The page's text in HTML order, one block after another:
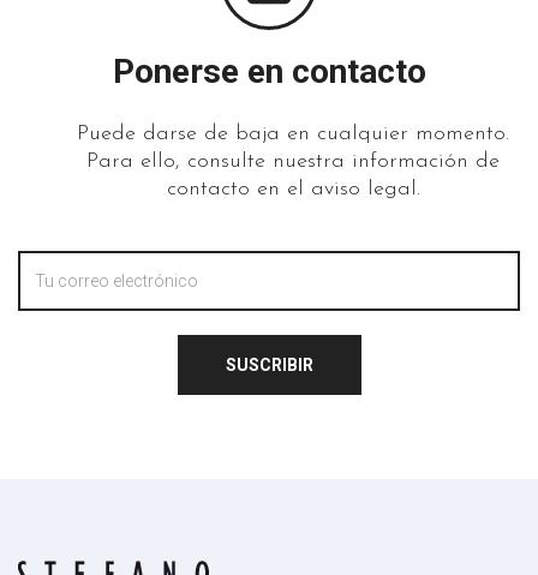
Ponerse en contacto
Puede darse de baja en cualquier momento.
Para ello, consulte nuestra información de
contacto en el aviso legal.
SUSCRIBIR